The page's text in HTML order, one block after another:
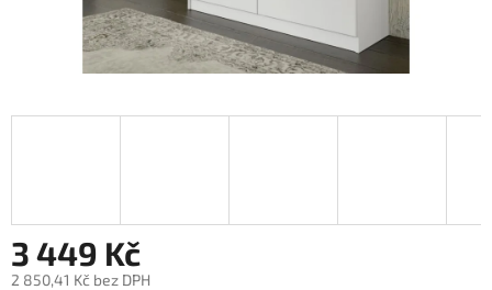
3 449 Kč
2 850,41 Kč bez DPH